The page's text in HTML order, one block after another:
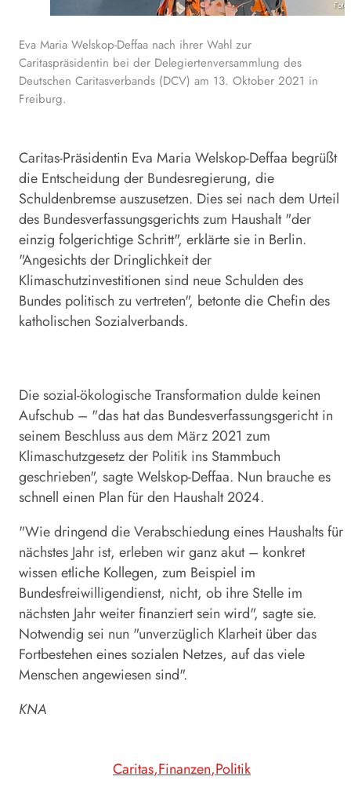
Eva Maria Welskop-Deffaa nach ihrer Wahl zur
Caritaspräsidentin bei der Delegiertenversammlung des
Deutschen Caritasverbands (DCV) am 13. Oktober 2021 in
Freiburg.
Caritas-Präsidentin Eva Maria Welskop-Deffaa begrüßt
die Entscheidung der Bundesregierung, die
Schuldenbremse auszusetzen. Dies sei nach dem Urteil
des Bundesverfassungsgerichts zum Haushalt "der
einzig folgerichtige Schritt", erklärte sie in Berlin.
"Angesichts der Dringlichkeit der
Klimaschutzinvestitionen sind neue Schulden des
Bundes politisch zu vertreten", betonte die Chefin des
katholischen Sozialverbands.
Die sozial-ökologische Transformation dulde keinen
Aufschub – "das hat das Bundesverfassungsgericht in
seinem Beschluss aus dem März 2021 zum
Klimaschutzgesetz der Politik ins Stammbuch
geschrieben", sagte Welskop-Deffaa. Nun brauche es
schnell einen Plan für den Haushalt 2024.
"Wie dringend die Verabschiedung eines Haushalts für
nächstes Jahr ist, erleben wir ganz akut – konkret
wissen etliche Kollegen, zum Beispiel im
Bundesfreiwilligendienst, nicht, ob ihre Stelle im
nächsten Jahr weiter finanziert sein wird", sagte sie.
Notwendig sei nun "unverzüglich Klarheit über das
Fortbestehen eines sozialen Netzes, auf das viele
Menschen angewiesen sind".
KNA
Caritas Finanzen Politik